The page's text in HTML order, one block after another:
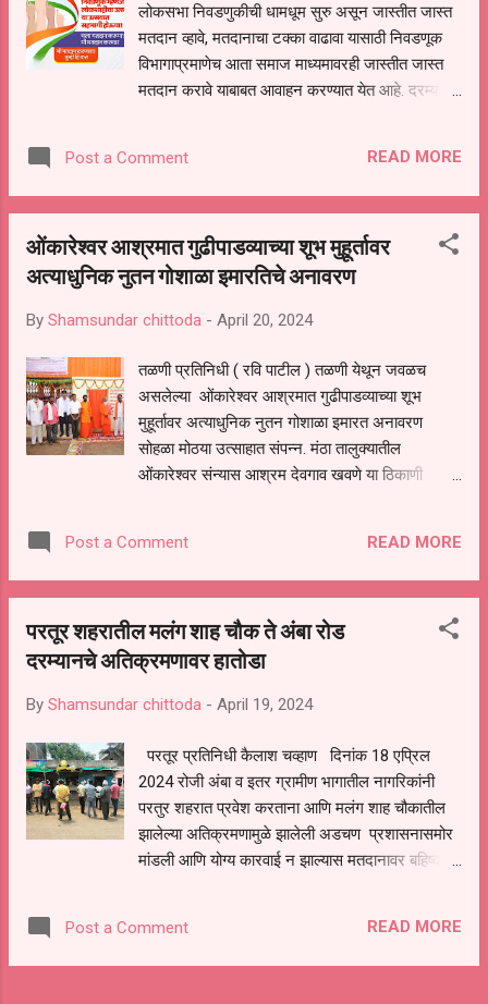
लोकसभा निवडणुकीची धामधूम सुरु असून जास्तीत जास्त
मतदान व्हावे, मतदानाचा टक्का वाढावा यासाठी निवडणूक
विभागाप्रमाणेच आता समाज माध्यमावरही जास्तीत जास्त
मतदान करावे याबाबत आवाहन करण्यात येत आहे. दरम्यान,
मतदान करण्याचे संदेश ठेवले जात आहेत. लोकसभा
निव्वडणुकीचा पहिला टप्पा १९ एप्रिल रोजी संपला
परभणी मतदारसंघात येणाऱ्या परतूर विधानसभा
मतदारसंघात प्रशासनाच्या वतीने सुरु असलेली
लोकसभा निववडणुकीत जास्तीत जास्त मतदान व्हावे,
आटोकात प्रयत्न केले जात आहेत. शहरातील प्रमुख चौक
तसेच गर्दीच्या ठिकाणी बॅनर लावून मतदान करण्याबाबत
आवाहन करण्यात आले आहे. ' स्विप ' कार्यक्रमांतर्गत
बोलक्या बाहुल्याच्या माध्यमातून गर्दीच्या ठिकाणी जाऊन
मतदान करण्याचे आवाहन करण्यात य...
Post a Comment READ MORE
ओंकारेश्वर आश्रमात गुढीपाडव्याच्या शूभ मुहूर्तावर
अत्याधुनिक नुतन गोशाळा इमारतिचे अनावरण
By Shamsundar chittoda - April 20, 2024
तळणी प्रतिनिधी ( रवि पाटील ) तळणी येथून जवळच
असलेल्या ओंकारेश्वर आश्रमात गुढीपाडव्याच्या शूभ
मुहूर्तावर अत्याधुनिक नुतन गोशाळा इमारत अनावरण
सोहळा मोठया उत्साहात संपन्न. मंठा तालुक्यातील
ओंकारेश्वर संन्यास आश्रम देवगाव खवणे या ठिकाणी
असतात.गुरुवर्य परमश्रद्धेय श्री.महंत भागवत गिरीजी
महाराज(मठाधिपती श्री क्षेत्र नांगरतास संन्यास आश्रम )
सद्गुरू श्री सेवागिरीजी सेवा ट्रस्ट, संस्कार प्रबोधिनी
गुरुकुल /विद्यालय )यांच्या मार्गदर्शनाखाली ओंकारेश्वर
प्रकारचे नावीन्यपूर्ण व प्रेरणादायी, दिशादर्शक सामाजिक
ओंकारेश्वर आश्रमात पूर्वीपासून गो पालन केले जाते परंतु
या गायीसाठी गोशाळा अस्तिवात नव्हती. या ठिकाणी गोशाळा
उभी राहावी अशी भागवत गिरीजी बाबाजीनी इच्छा व्यक्त
केली तेंव्हा महंत बालक गिरीजी महाराज य...
Post a Comment READ MORE
परतूर शहरातील मलंग शाह चौक ते अंबा रोड
दरम्यानचे अतिक्रमणावर हातोडा
By Shamsundar chittoda - April 19, 2024
परतूर प्रतिनिधी कैलाश चव्हाण दिनांक 18 एप्रिल
2024 रोजी अंबा व इतर ग्रामीण भागातील नागरिकांनी
परतुर शहरात प्रवेश करताना आणि मलंग शाह चौकातील
झालेल्या अतिक्रमणामुळे झालेली अडचण प्रशासनासमोर
मांडली आणि योग्य कारवाई न झाल्यास मतदानावर बहिष्कार
हातगाडे पान टपऱ्या रस्त्यावर साचलेले लोकांचे बांधकाम
साहित्य सर्व हटवण्यात येऊन रस्ता मोकळा केला या
Post a Comment READ MORE